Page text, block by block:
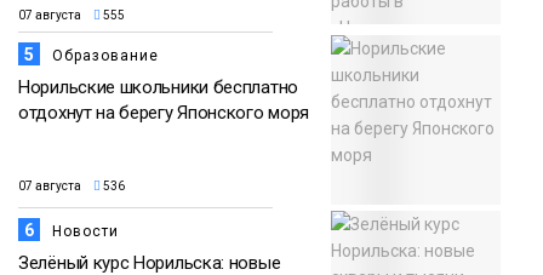
07 августа 555
5 Образование
Норильские школьники бесплатно
отдохнут на берегу Японского моря
07 августа 536
6 Новости
Зелёный курс Норильска: новые